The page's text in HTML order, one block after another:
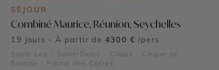
SÉJOUR
Combiné Maurice, Réunion, Seychelles
19 jours - À partir de 4300 € /pers
Saint-Leu - Saint-Denis - Cilaos - Cirque de
Salazie - Plaine des Cafres